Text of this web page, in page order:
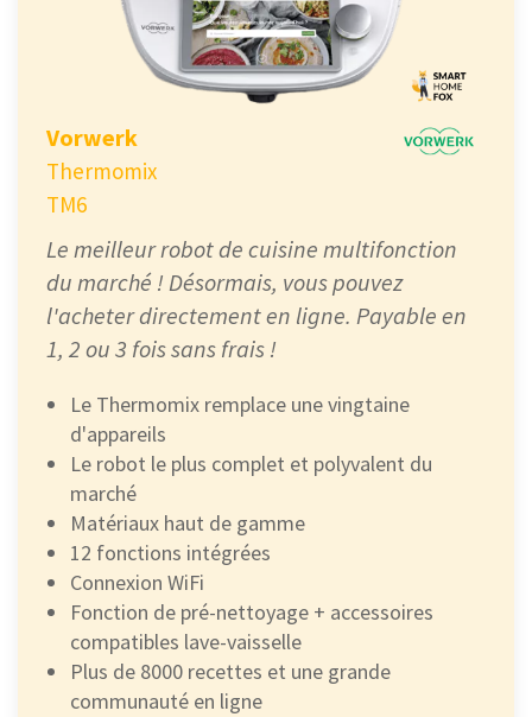
Vorwerk
Thermomix
TM6
Le meilleur robot de cuisine multifonction
du marché ! Désormais, vous pouvez
l'acheter directement en ligne. Payable en
1, 2 ou 3 fois sans frais !
Le Thermomix remplace une vingtaine
d'appareils
Le robot le plus complet et polyvalent du
marché
Matériaux haut de gamme
12 fonctions intégrées
Connexion WiFi
Fonction de pré-nettoyage + accessoires
compatibles lave-vaisselle
Plus de 8000 recettes et une grande
communauté en ligne